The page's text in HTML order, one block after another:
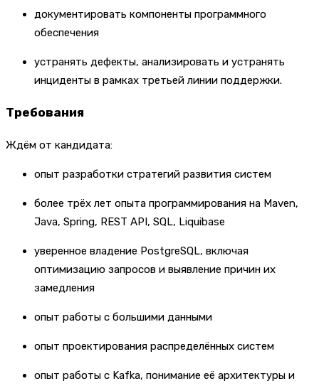
документировать компоненты программного
обеспечения
устранять дефекты, анализировать и устранять
инциденты в рамках третьей линии поддержки.
Требования
Ждём от кандидата:
опыт разработки стратегий развития систем
более трёх лет опыта программирования на Maven,
Java, Spring, REST API, SQL, Liquibase
уверенное владение PostgreSQL, включая
оптимизацию запросов и выявление причин их
замедления
опыт работы с большими данными
опыт проектирования распределённых систем
опыт работы с Kafka, понимание её архитектуры и